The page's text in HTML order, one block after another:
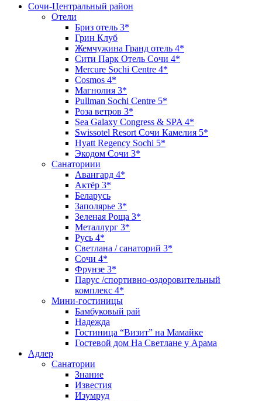
Сочи-Центральный район
Отели
Бриз отель 3*
Грин Клуб
Жемчужина Гранд отель 4*
Сити Парк Отель Сочи 4*
Mercure Sochi Centre 4*
Cosmos 4*
Магнолия 3*
Pullman Sochi Сеntre 5*
Роза ветров 3*
Sea Galaxy Congress & SPA 4*
Swissotel Resort Сочи Камелия 5*
Hyatt Regency Sochi 5*
Экодом Сочи 3*
Санаториии
Авангард 4*
Актёр 3*
Беларусь
Заполярье 3*
Зеленая Роща 3*
Металлург 3*
Русь 4*
Светлана / санаторий 3*
Сочи 4*
Фрунзе 3*
Парус /спортивно-оздоровительный
комплекс 4*
Мини-гостиницы
Бамбуковый рай
Надежда
Гостиница “Визит” на Мамайке
Гостевой дом На Светлане у Арама
Адлер
Санатории
Знание
Известия
Изумруд